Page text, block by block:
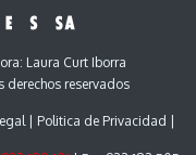
Laura Curt Iborra
reservados
Politica de Privacidad